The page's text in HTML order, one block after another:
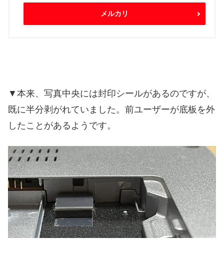
メルカリ
▼本来、写真中央には封印シールがあるのですが、
既に半分剥がれていました。前ユーザーが底板を外
したことがあるようです。